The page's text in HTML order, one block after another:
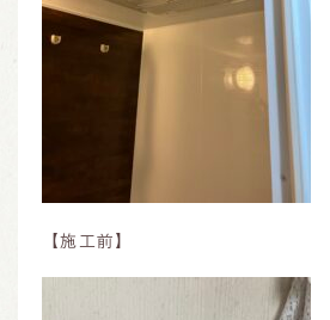
【施工前】